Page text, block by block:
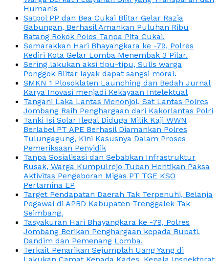
Humanis
Satpol PP dan Bea Cukai Blitar Gelar Razia
Gabungan, Berhasil Amankan Puluhan Ribu
Batang Rokok Polos Tanpa Pita Cukai.
Semarakkan Hari Bhayangkara ke -79, Polres
Kediri Kota Gelar Lomba Menembak 3 Pilar.
Sering lakukan aksi tipu-tipu, Sulis warga
Ponggok Blitar layak dapat sangsi moral.
SMKN 1 Plosoklaten Launching dan Bedah Jurnal
Karya Inovasi menjadi Kekayaan Intelektual
Tangani Laka Lantas Menonjol, Sat Lantas Polres
Jombang Raih Penghargaan dari Kakorlantas Polri
Tanki Isi Solar Ilegal Diduga Milik Kaji WWN
Berlabel PT APE Berhasil Diamankan Polres
Tulungagung, Kini Kasusnya Dalam Proses
Pemeriksaan Penyidik
Tanpa Sosialisasi dan Sebabkan Infrastruktur
Rusak, Warga Kumpulrejo Tuban Hentikan Paksa
Aktivitas Pengeboran Migas PT TGE KSO
Pertamina EP
Target Pendapatan Daerah Tak Terpenuhi, Belanja
Pegawai di APBD Kabupaten Trenggalek Tak
Seimbang.
Tasyakuran Hari Bhayangkara ke -79, Polres
Jombang Berikan Penghargaan kepada Bupati,
Dandim dan Pemenang Lomba.
Terkait Penarikan Sejumplah Uang Yang di